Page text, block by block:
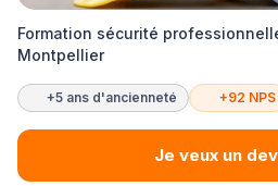
Formation sécurité
Montpellier
+5 ans d'ancienneté +92 NPS
Je veux un